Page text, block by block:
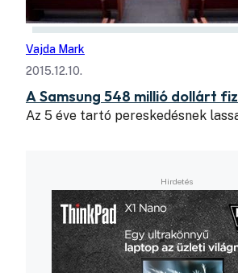
Vajda Mark
2015.12.10.
A Samsung 548 millió dollárt
Az 5 éve tartó pereskedésnek